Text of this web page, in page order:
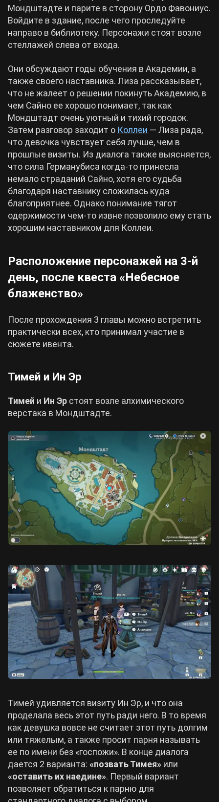
Мондштадте и парите в сторону Ордо Фавониус.
Войдите в здание, после чего проследуйте
направо в библиотеку. Персонажи стоят возле
стеллажей слева от входа.
Они обсуждают годы обучения в Академии, а
также своего наставника. Лиза рассказывает,
что не жалеет о решении покинуть Академию, в
чем Сайно ее хорошо понимает, так как
Мондштадт очень уютный и тихий городок.
Затем разговор заходит о Коллеи — Лиза рада,
что девочка чувствует себя лучше, чем в
прошлые визиты. Из диалога также выясняется,
что сила Германубиса когда-то принесла
немало страданий Сайно, хотя его судьба
благодаря наставнику сложилась куда
благоприятнее. Однако понимание тягот
одержимости чем-то извне позволило ему стать
хорошим наставником для Коллеи.
Расположение персонажей на 3-й
день, после квеста «Небесное
блаженство»
После прохождения 3 главы можно встретить
практически всех, кто принимал участие в
сюжете ивента.
Тимей и Ин Эр
Тимей и Ин Эр стоят возле алхимического
верстака в Мондштадте.
Тимей удивляется визиту Ин Эр, и что она
проделала весь этот путь ради него. В то время
как девушка вовсе не считает этот путь долгим
или тяжелым, а также просит парня называть
ее по имени без «госпожи». В конце диалога
дается 2 варианта: «позвать Тимея» или
«оставить их наедине». Первый вариант
позволяет обратиться к парню для